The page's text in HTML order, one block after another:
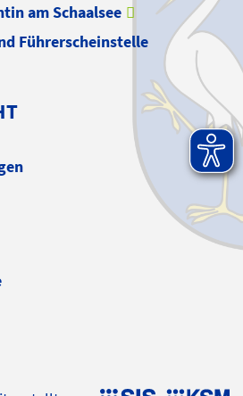
am Schaalsee
Führerscheinstelle